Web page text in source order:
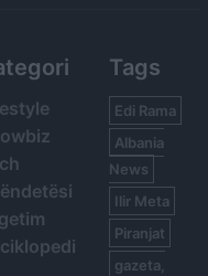
Tags
Edi Rama
Albania
News
Ilir Meta
Piranjat
gazeta,